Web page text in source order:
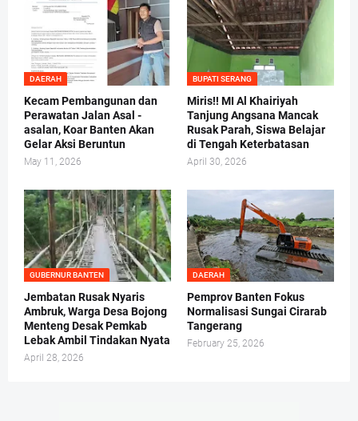
DAERAH
Kecam Pembangunan dan
Perawatan Jalan Asal -
asalan, Koar Banten Akan
Gelar Aksi Beruntun
May 11, 2026
BUPATI SERANG
Miris!! MI Al Khairiyah
Tanjung Angsana Mancak
Rusak Parah, Siswa Belajar
di Tengah Keterbatasan
April 30, 2026
GUBERNUR BANTEN
Jembatan Rusak Nyaris
Ambruk, Warga Desa Bojong
Menteng Desak Pemkab
Lebak Ambil Tindakan Nyata
April 28, 2026
DAERAH
Pemprov Banten Fokus
Normalisasi Sungai Cirarab
Tangerang
February 25, 2026